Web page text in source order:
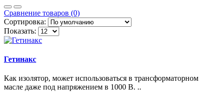
Сравнение товаров (0)
Сортировка:
Показать:
Гетинакс
Как изолятор, может использоваться в трансформаторном
масле даже под напряжением в 1000 В. ..